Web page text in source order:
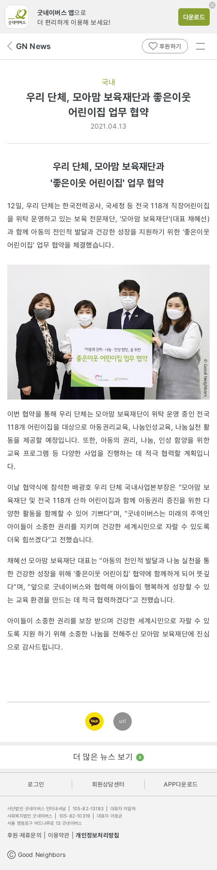
굿네이버스 앱으로
더 편리하게 이용해 보세요!
다운로드
뒤 GN News 후원하기
전체
국내
우리 단체, 모아맘 보육재단과 좋은이웃
어린이집 업무 협약
2021.04.13
우리 단체, 모아맘 보육재단과
'좋은이웃 어린이집' 업무 협약
12일, 우리 단체는 한국전력공사, 국세청 등 전국 118개 직장어린이집
을 위탁 운영하고 있는 보육 전문재단, '모아맘 보육재단'(대표 채혜선)
과 함께 아동의 전인적 발달과 건강한 성장을 지원하기 위한 ‘좋은이웃
어린이집’ 업무 협약을 체결했습니다.
이번 협약을 통해 우리 단체는 모아맘 보육재단이 위탁 운영 중인 전국
118개 어린이집을 대상으로 아동권리교육, 나눔인성교육, 나눔실천 활
동을 제공할 예정입니다. 또한, 아동의 권리, 나눔, 인성 함양을 위한
교육 프로그램 등 다양한 사업을 진행하는 데 적극 협력할 계획입니
다.
이날 협약식에 참석한 배광호 우리 단체 국내사업본부장은 “모아맘 보
육재단 및 전국 118개 산하 어린이집과 함께 아동권리 증진을 위한 다
양한 활동을 함께할 수 있어 기쁘다”며, “굿네이버스는 미래의 주역인
아이들이 소중한 권리를 지키며 건강한 세계시민으로 자랄 수 있도록
더욱 힘쓰겠다”고 전했습니다.
채혜선 모아맘 보육재단 대표는 “아동의 전인적 발달과 나눔 실천을 통
한 건강한 성장을 위해 ‘좋은이웃 어린이집’ 협약에 함께하게 되어 뜻깊
다”며, “앞으로 굿네이버스와 협력해 아이들이 행복하게 성장할 수 있
는 교육 환경을 만드는 데 적극 협력하겠다”고 전했습니다.
아이들이 소중한 권리를 보장 받으며 건강한 세계시민으로 자랄 수 있
도록 지원 하기 위해 소중한 나눔을 전해주신 모아맘 보육재단에 진심
으로 감사드립니다.
카카오
링크
url
더 많은 뉴스 보기
로그인 회원상담센터 APP다운로드
사단법인 굿네이버스 인터내셔날 105-82-13183
대표자 이일하
사회복지법인 굿네이버스
105-82-10319
대표자 이호균
서울 영등포구 버드나루로 13 굿네이버스
후원·제휴문의 이용약관 개인정보처리방침
Ⓒ Good Neighbors